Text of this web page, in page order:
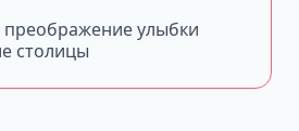
преображение улыбки
столицы